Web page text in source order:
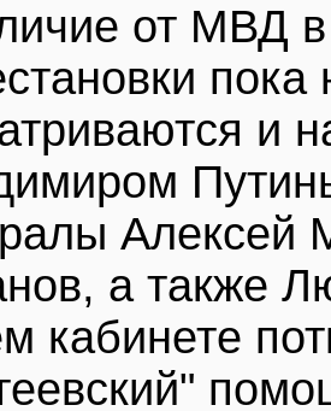
от МВД
пока
и
Алексей
а также
кабинете